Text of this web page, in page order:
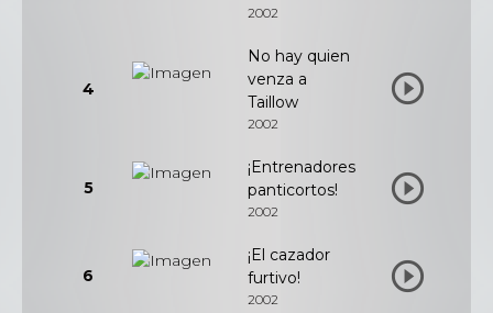
2002
4
No hay quien
venza a
Taillow
2002
5
¡Entrenadores
panticortos!
2002
6
¡El cazador
furtivo!
2002